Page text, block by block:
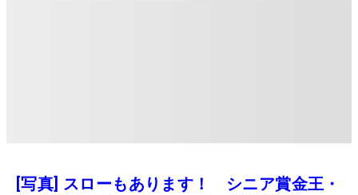
[写真] スローもあります！ シニア賞金王・